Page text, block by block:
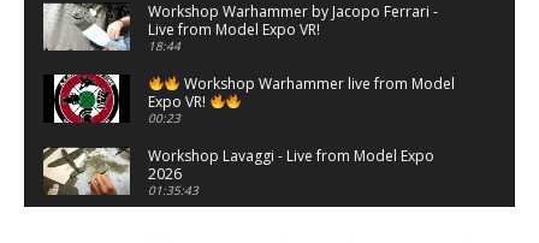
Workshop Warhammer by Jacopo Ferrari -
Live from Model Expo VR!
18:44
Workshop Warhammer live from Model
Expo VR!
00:23
Workshop Lavaggi - Live from Model Expo
2026
01:35:43